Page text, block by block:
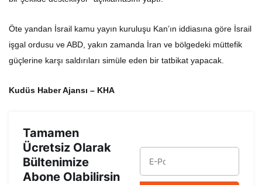
Öte yandan İsrail kamu yayın kuruluşu Kan’ın iddiasına göre İsrail
işgal ordusu ve ABD, yakın zamanda İran ve bölgedeki müttefik
güçlerine karşı saldırıları simüle eden bir tatbikat yapacak.
Kudüs Haber Ajansı – KHA
Tamamen
Ücretsiz Olarak
Bültenimize
Abone Olabilirsin